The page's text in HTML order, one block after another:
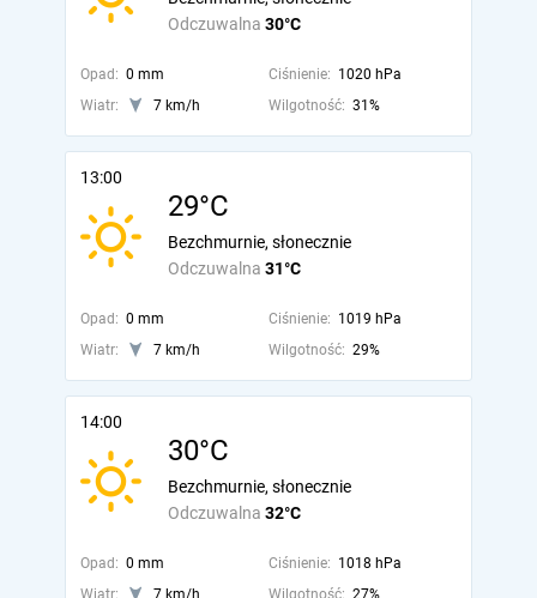
Odczuwalna 30°C
Opad: 0 mm Ciśnienie: 1020 hPa
Wiatr:
7 km/h Wilgotność: 31%
13:00
29°C
Odczuwalna 31°C
Bezchmurnie, słonecznie
Opad: 0 mm Ciśnienie: 1019 hPa
Wiatr:
7 km/h Wilgotność: 29%
14:00
30°C
Odczuwalna 32°C
Bezchmurnie, słonecznie
Opad: 0 mm Ciśnienie: 1018 hPa
Wiatr:
7 km/h Wilgotność: 27%